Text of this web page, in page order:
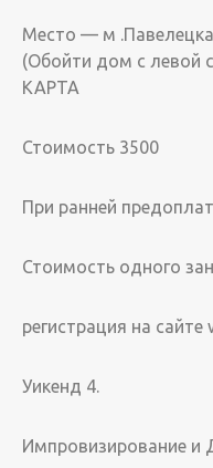
Место — м
(Обойти дом с левой
КАРТА
Стоимость 3500
При ранней
Стоимость одного
регистрация на сайте
Уикенд 4.
Импровизирование и